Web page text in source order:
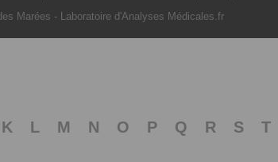
Marées - Laboratoire d'Analyses Médicales.fr
K L M N O P Q R S T